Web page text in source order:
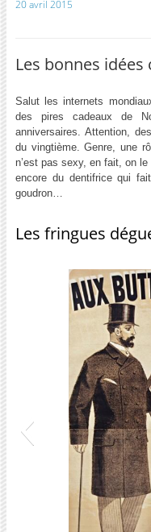
20 avril 2015
Les bonnes idées
Salut les internets
des pires cadeaux de
anniversaires. Attention,
du vingtième. Genre, une
n’est pas sexy, en fait, on
encore du dentifrice qui
goudron…
Les fringues